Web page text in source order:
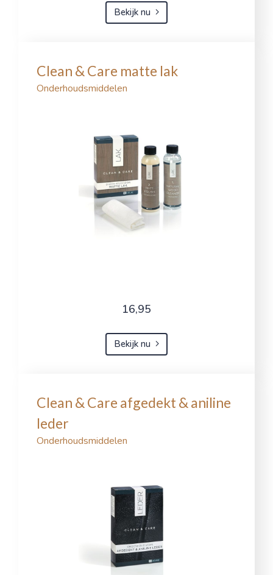
Bekijk nu
Clean & Care matte lak
Onderhoudsmiddelen
16,95
Bekijk nu
Clean & Care afgedekt & aniline
leder
Onderhoudsmiddelen